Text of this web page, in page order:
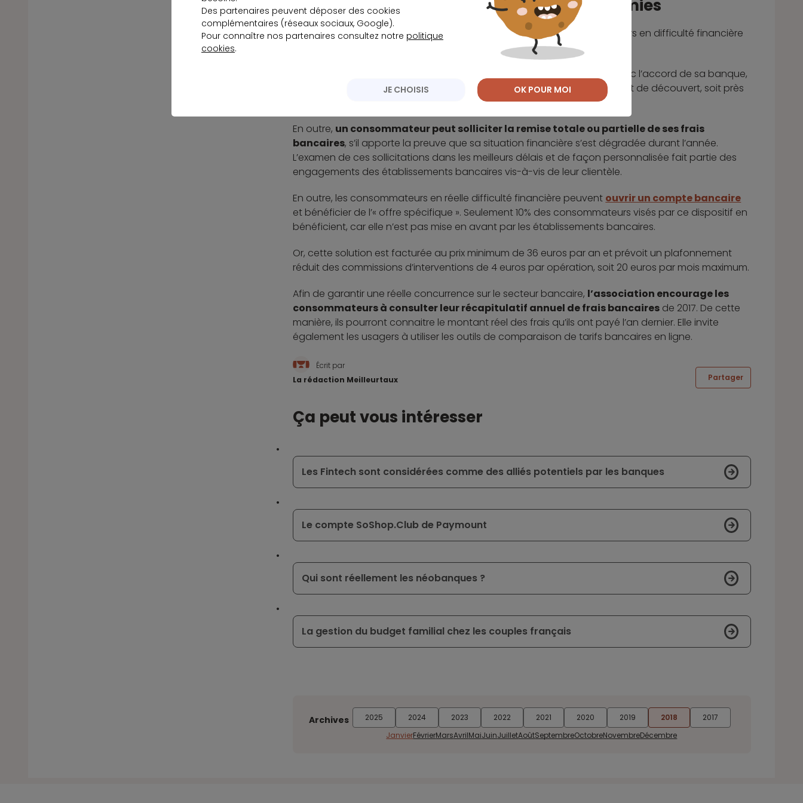
Les bons réflexes pour réaliser des économies
Selon l’UFC, il existe plusieurs solutions qui permettent aux consommateurs en difficulté financière
Le premier réflexe est de négocier le montant de la facilité de caisse. Avec l’accord de sa banque,
l’intéressé pourra économiser en moyenne 17% des frais de dépassement de découvert, soit près
En outre, un consommateur peut solliciter la remise totale ou partielle de ses frais
bancaires, s’il apporte la preuve que sa situation financière s’est dégradée durant l’année.
L’examen de ces sollicitations dans les meilleurs délais et de façon personnalisée fait partie des
engagements des établissements bancaires vis-à-vis de leur clientèle.
En outre, les consommateurs en réelle difficulté financière peuvent ouvrir un compte bancaire
et bénéficier de l’« offre spécifique ». Seulement 10% des consommateurs visés par ce dispositif en
bénéficient, car elle n’est pas mise en avant par les établissements bancaires.
Or, cette solution est facturée au prix minimum de 36 euros par an et prévoit un plafonnement
réduit des commissions d’interventions de 4 euros par opération, soit 20 euros par mois maximum.
Afin de garantir une réelle concurrence sur le secteur bancaire, l’association encourage les
consommateurs à consulter leur récapitulatif annuel de frais bancaires de 2017. De cette
manière, ils pourront connaitre le montant réel des frais qu’ils ont payé l’an dernier. Elle invite
également les usagers à utiliser les outils de comparaison de tarifs bancaires en ligne.
Écrit par
La rédaction Meilleurtaux
Partager
Ça peut vous intéresser
Les Fintech sont considérées comme des alliés potentiels par les banques
Le compte SoShop.Club de Paymount
Qui sont réellement les néobanques ?
La gestion du budget familial chez les couples français
Archives 2025 2024 2023 2022 2021 2020 2019 2018
2017
JanvierFévrierMarsAvrilMaiJuinJuilletAoûtSeptembreOctobreNovembreDécembre
Des partenaires peuvent déposer des cookies
complémentaires (réseaux sociaux, Google).
Pour connaître nos partenaires consultez notre politique
cookies.
JE CHOISIS OK POUR MOI